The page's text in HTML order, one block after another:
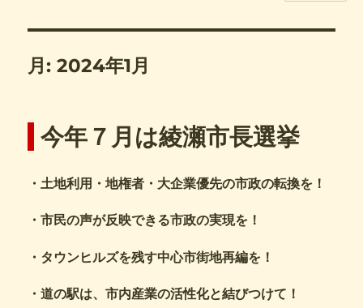
月:2024年1月
今年７月は綾瀬市長選挙
・土地利用・地権者・大企業優先の市政の転換を！
・市民の声が反映できる市政の実現を！
・タウンヒルズを残す中心市街地再編を！
・道の駅は、市内産業の活性化と結びつけて！